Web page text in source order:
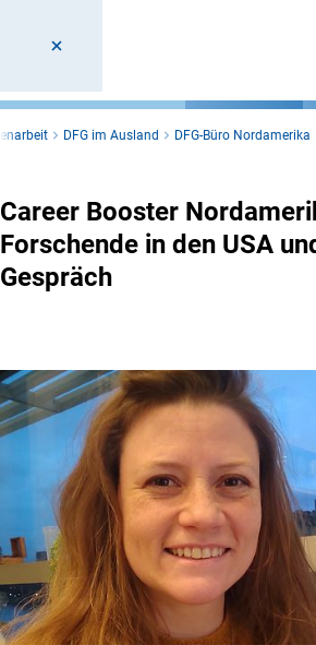
DFG im Ausland DFG-Büro Nordamerika
Career Booster
Forschende in den USA
Gespräch